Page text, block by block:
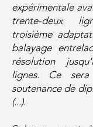
expérimentale
trente-deux
troisième
balayage
résolution
lignes. Ce
soutenance de
(...).